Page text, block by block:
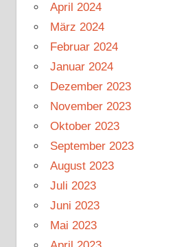
April 2024
März 2024
Februar 2024
Januar 2024
Dezember 2023
November 2023
Oktober 2023
September 2023
August 2023
Juli 2023
Juni 2023
Mai 2023